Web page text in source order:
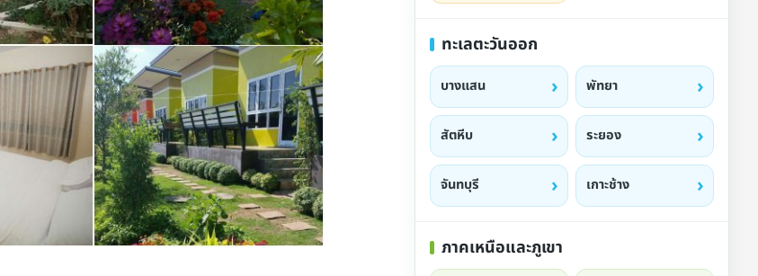
ทะเลตะวันออก
บางแสน พัทยา
สัตหีบ ระยอง
จันทบุรี เกาะช้าง
ภาคเหนือและภูเขา